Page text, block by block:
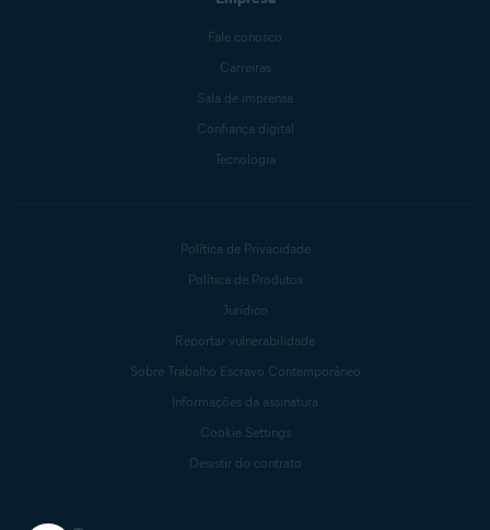
Fale conosco
Carreiras
Sala de imprensa
Confiança digital
Tecnologia
Política de Privacidade
Política de Produtos
Jurídico
Reportar vulnerabilidade
Sobre Trabalho Escravo Contemporâneo
Informações da assinatura
Cookie Settings
Desistir do contrato